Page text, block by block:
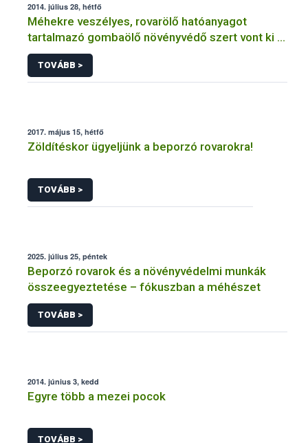
2014. július 28, hétfő
Méhekre veszélyes, rovarölő hatóanyagot
tartalmazó gombaölő növényvédő szert vont ki a
forgalomból a NÉBIH
TOVÁBB >
2017. május 15, hétfő
Zöldítéskor ügyeljünk a beporzó rovarokra!
TOVÁBB >
2025. július 25, péntek
Beporzó rovarok és a növényvédelmi munkák
összeegyeztetése – fókuszban a méhészet
TOVÁBB >
2014. június 3, kedd
Egyre több a mezei pocok
TOVÁBB >